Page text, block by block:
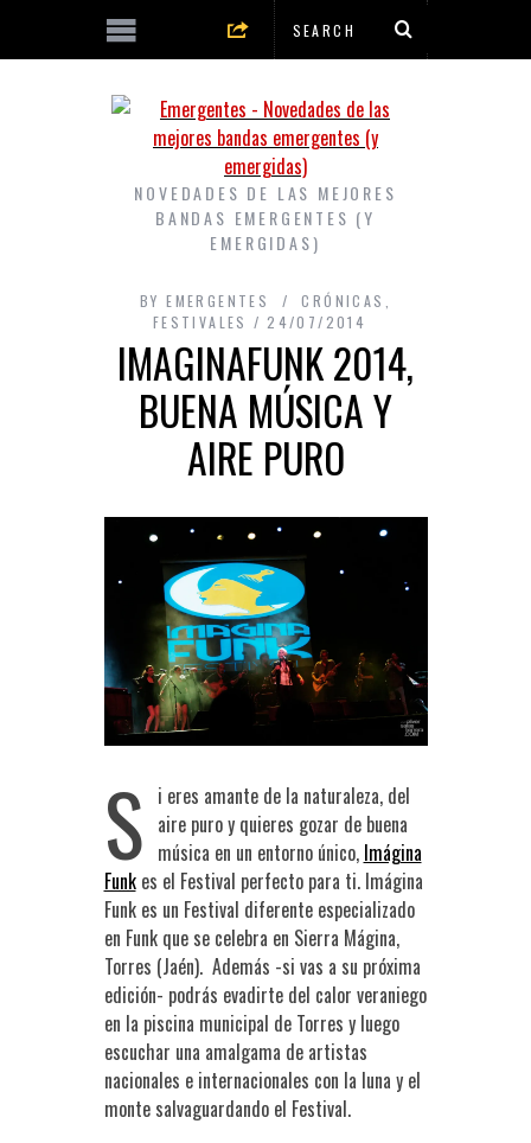
NOVEDADES DE LAS MEJORES
BANDAS EMERGENTES (Y
EMERGIDAS)
BY EMERGENTES CRÓNICAS
FESTIVALES
24/07/2014
IMAGINAFUNK 2014,
BUENA MÚSICA Y
AIRE PURO
S i eres amante de la naturaleza, del
aire puro y quieres gozar de buena
música en un entorno único, Imágina
Funkes el Festival perfecto para ti. Imágina
Funk es un Festival diferente especializado
en Funk que se celebra en Sierra Mágina,
Torres (Jaén). Además -si vas a su próxima
edición- podrás evadirte del calor veraniego
en la piscina municipal de Torres y luego
escuchar una amalgama de artistas
nacionales e internacionales con la luna y el
monte salvaguardando el Festival.